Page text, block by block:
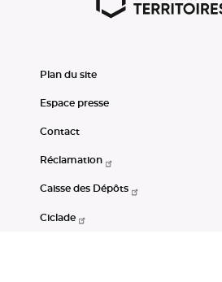
Plan du site
Espace presse
Contact
Réclamation
Caisse des Dépôts
Ciclade